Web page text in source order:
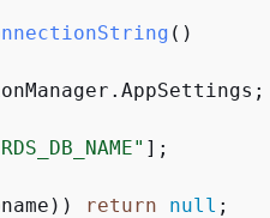
( )
];
return null ;